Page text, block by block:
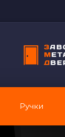
Ручки